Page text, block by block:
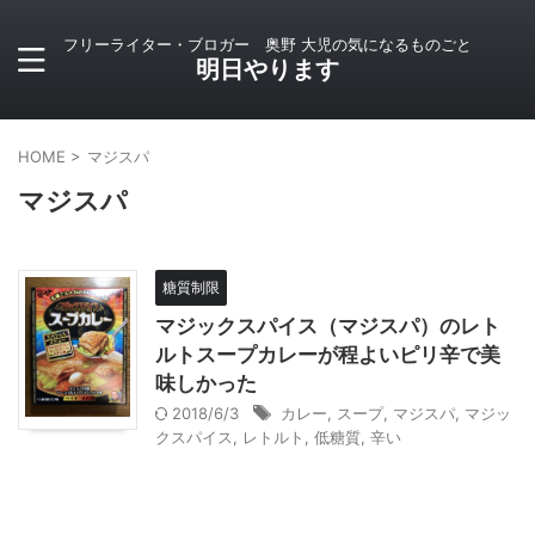
フリーライター・ブロガー 奥野 大児の気になるものごと
明日やります
HOME > マジスパ
マジスパ
糖質制限
マジックスパイス（マジスパ）のレト
ルトスープカレーが程よいピリ辛で美
味しかった
2018/6/3 カレー スープ, マジスパ マジッ
クスパイス
レトルト 低糖質 辛い